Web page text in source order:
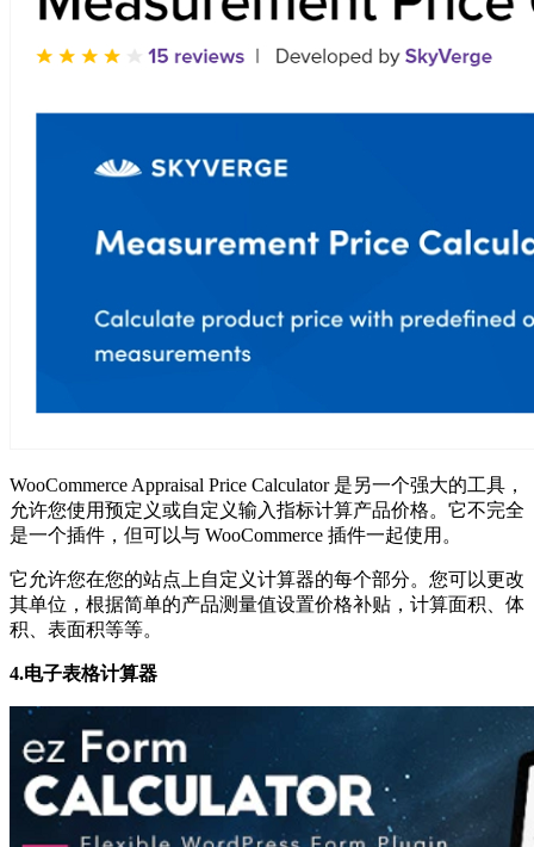
WooCommerce Appraisal Price Calculator 是另一个强大的工具，
允许您使用预定义或自定义输入指标计算产品价格。它不完全
是一个插件，但可以与 WooCommerce 插件一起使用。
它允许您在您的站点上自定义计算器的每个部分。您可以更改
其单位，根据简单的产品测量值设置价格补贴，计算面积、体
积、表面积等等。
4.电子表格计算器